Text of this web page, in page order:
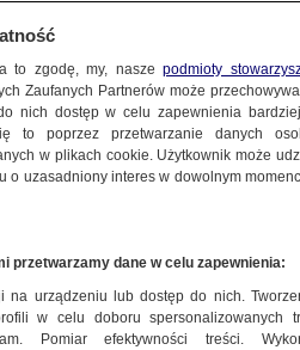
jednak dobrą
to zgodę, my, naszepodmioty
Zaufanych Partnerów może
nich dostęp w celu zapewnienia
to poprzez przetwarzanie danych
w plikach cookie. Użytkownik może
o uzasadniony interes w dowolnym
przetwarzamy dane w celu zapewnienia:
na urządzeniu lub dostęp do nich.
w celu doboru spersonalizowanych
Pomiar efektywności treści.